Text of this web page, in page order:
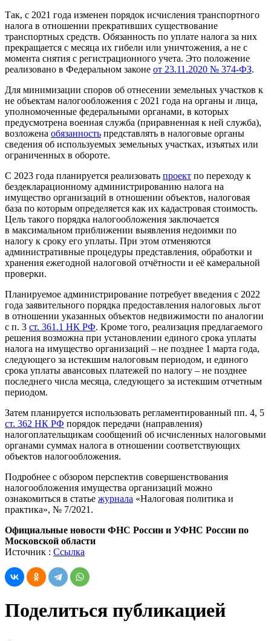
Так, с 2021 года изменен порядок исчисления транспортного
налога в отношении прекративших существование
транспортных средств. Обязанность по уплате налога за них
прекращается с месяца их гибели или уничтожения, а не с
момента снятия с регистрационного учета. Это положение
реализовано в Федеральном законе от 23.11.2020 № 374-ФЗ.
Для минимизации споров об отнесении земельных участков к
не объектам налогообложения с 2021 года на органы и лица,
уполномоченные федеральными органами, в которых
предусмотрена военная служба (приравненная к ней служба),
возложена обязанность представлять в налоговые органы
сведения об используемых земельных участках, изъятых или
ограниченных в обороте.
С 2023 года планируется реализовать проект по переходу к
бездекларационному администрированию налога на
имущество организаций в отношении объектов, налоговая
база по которым определяется как их кадастровая стоимость.
Цель такого порядка налогообложения заключается
в максимальном приближении выявления недоимки по
налогу к сроку его уплаты. При этом отменяются
административные процедуры представления, обработки и
хранения ежегодной налоговой отчётности и её камеральной
проверки.
Планируемое администрирование потребует введения с 2022
года заявительного порядка предоставления налоговых льгот
в отношении указанных объектов недвижимости по аналогии
с п. 3 ст. 361.1 НК РФ. Кроме того, реализация предлагаемого
решения возможна при установлении единого срока уплаты
налога на имущество организаций – не позднее 1 марта года,
следующего за истекшим налоговым периодом, и единого
срока уплаты авансовых платежей по налогу – не позднее
последнего числа месяца, следующего за истекшим отчетным
периодом.
Затем планируется использовать регламентированный пп. 4, 5
ст. 362 НК РФ порядок передачи (направления)
налогоплательщикам сообщений об исчисленных налоговыми
органами суммах налога в отношении соответствующих
объектов налогообложения.
Подробнее с обзором перспектив совершенствования
налогообложения имущества организаций можно
ознакомиться в статье журнала «Налоговая политика и
практика», № 7/2021.
Официальные новости ФНС России и УФНС России по
Московской области
Источник : Ссылка
Поделиться публикацией